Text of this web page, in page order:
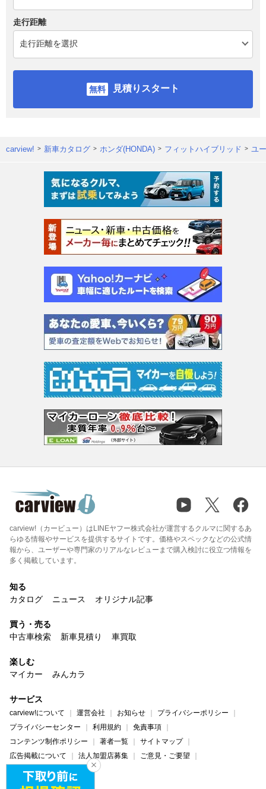
走行距離
見積りスタート
carview! 新車カタログ ホンダ(HONDA) フィットハイブリッド ユ
carview!（カービュー）はLINEヤフー株式会社が運営するクルマに関するあ
らゆる情報やサービスを提供するサイトです。価格やスペックなどの公式情
報から、ユーザーや専門家のリアルなレビューまで購入検討に役立つ情報を
多く掲載しています。
知る
カタログ
ニュース オリジナル記事
買う・売る
中古車検索
新車見積り 車買取
楽しむ
マイカー
みんカラ
サービス
carview!について 運営会社 お知らせ
プライバシーポリシー
プライバシーセンター
利用規約
免責事項
コンテンツ制作ポリシー
著者一覧
サイトマップ
広告掲載について
法人加盟店募集
ご意見・ご要望
ヘルプ・お問い合わせ